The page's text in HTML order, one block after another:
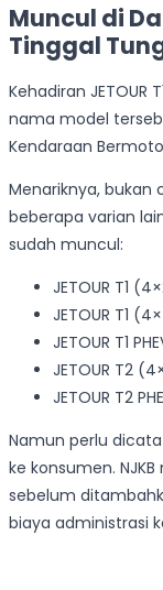
Muncul di
Tinggal
Kehadiran JETOUR
nama model
Kendaraan
Menariknya, bukan
beberapa varian
sudah muncul:
JETOUR T1
JETOUR T1
JETOUR T1
JETOUR T2
JETOUR T2
Namun perlu
ke konsumen.
sebelum
biaya administrasi